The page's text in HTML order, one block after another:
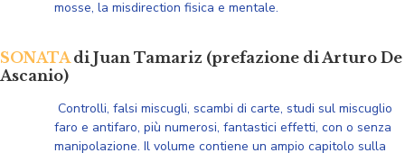
mosse, la misdirection fisica e mentale.
SONATAdi Juan Tamariz (prefazione di Arturo De
Ascanio)
Controlli, falsi miscugli, scambi di carte, studi sul miscuglio
faro e antifaro, più numerosi, fantastici effetti, con o senza
manipolazione. Il volume contiene un ampio capitolo sulla